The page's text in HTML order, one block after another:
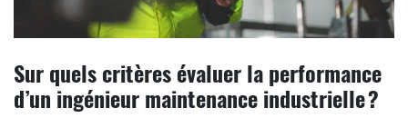
Sur quels critères évaluer la performance
d’un ingénieur maintenance industrielle ?